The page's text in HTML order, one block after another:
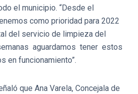
el municipio. “Desde el
como prioridad para 2022
del servicio de limpieza del
aguardamos tener estos
en funcionamiento”.
que Ana Varela, Concejala de